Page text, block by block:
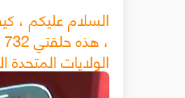
السلام عليكم ،
الولايات